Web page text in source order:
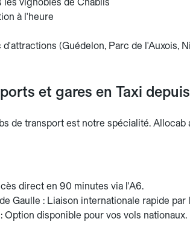
les vignobles de Chablis
à l'heure
(Guédelon, Parc de l'Auxois,
et gares en Taxi
de transport est notre spécialité.
direct en 90 minutes via l'A6.
Gaulle : Liaison internationale rapide par
Option disponible pour vos vols nationaux.